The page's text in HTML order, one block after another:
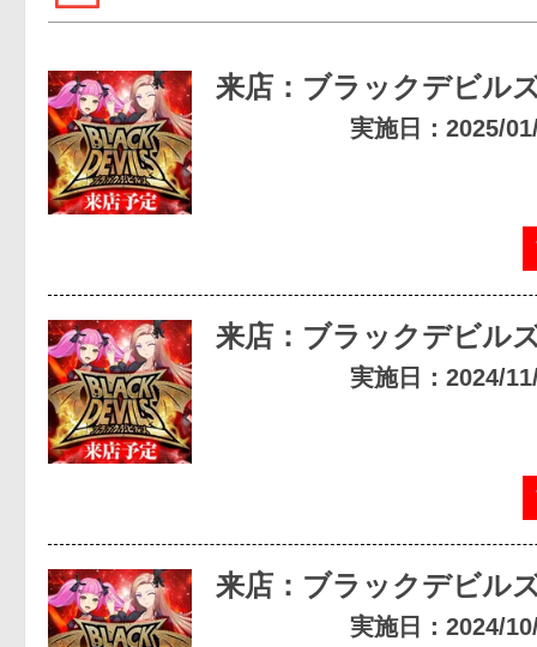
来店：ブラックデビル
実施日：2025/
来店：ブラックデビル
実施日：2024/
来店：ブラックデビル
実施日：2024/